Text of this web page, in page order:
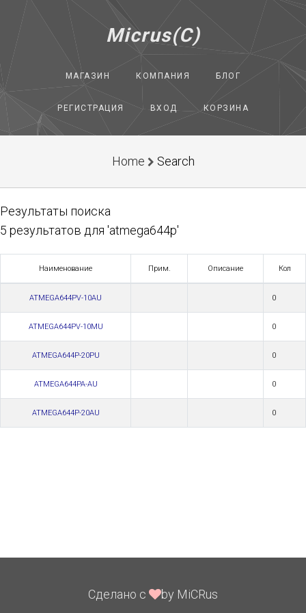
Micrus(C)
МАГАЗИН КОМПАНИЯ БЛОГ
РЕГИСТРАЦИЯ ВХОД КОРЗИНА
Home Search
Результаты поиска
5 результатов для 'atmega644p'
Наименование Прим. Описание Кол
ATMEGA644PV-10AU 0
ATMEGA644PV-10MU 0
ATMEGA644P-20PU 0
ATMEGA644PA-AU 0
ATMEGA644P-20AU 0
Сделано с by MiCRus